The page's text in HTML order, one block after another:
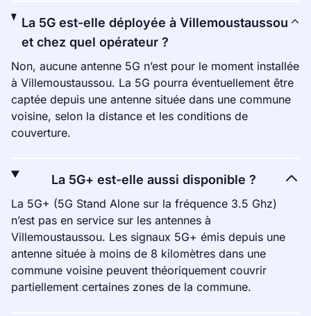
La 5G est-elle déployée à Villemoustaussou
et chez quel opérateur ?
Non, aucune antenne 5G n’est pour le moment installée
à Villemoustaussou. La 5G pourra éventuellement être
captée depuis une antenne située dans une commune
voisine, selon la distance et les conditions de
couverture.
La 5G+ est-elle aussi disponible ?
La 5G+ (5G Stand Alone sur la fréquence 3.5 Ghz)
n’est pas en service sur les antennes à
Villemoustaussou. Les signaux 5G+ émis depuis une
antenne située à moins de 8 kilomètres dans une
commune voisine peuvent théoriquement couvrir
partiellement certaines zones de la commune.